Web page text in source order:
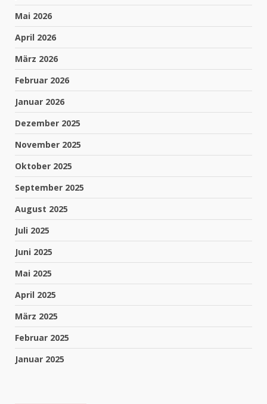
Mai 2026
April 2026
März 2026
Februar 2026
Januar 2026
Dezember 2025
November 2025
Oktober 2025
September 2025
August 2025
Juli 2025
Juni 2025
Mai 2025
April 2025
März 2025
Februar 2025
Januar 2025